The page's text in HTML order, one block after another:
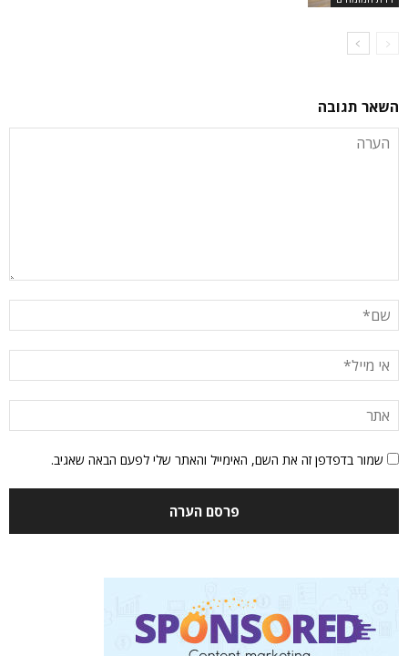
השאר תגובה
שמור בדפדפן זה את השם, האימייל והאתר שלי לפעם הבאה שאגיב.